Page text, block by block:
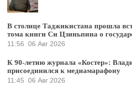
В столице Таджикистана прошла
тома книги Си Цзиньпина о
11:56 06 Авг 2026
К 90-летию журнала «Костер»:
присоединился к медиамарафону
11:45 06 Авг 2026